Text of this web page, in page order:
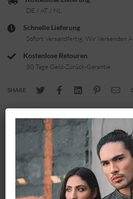
DE / AT / NL
Schnelle Lieferung
Sofort Versandfertig, Wir Versenden
Kostenlose Retouren
30 Tage Geld-Zurück-Garantie
SHARE
Beschreibung
Die moderne Used-Waschung
coole Note und machen die Jeans
Der neutrale Farbton ermöglicht